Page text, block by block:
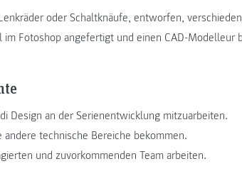
oder Schaltknäufe, entworfen,
Fotoshop angefertigt und einen CAD-Modelleur
Design an der Serienentwicklung mitzuarbeiten.
technische Bereiche bekommen.
und zuvorkommenden Team arbeiten.